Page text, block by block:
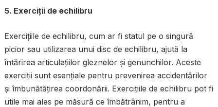
5. Exerciții de echilibru
Exercițiile de echilibru, cum ar fi statul pe o singură
picior sau utilizarea unui disc de echilibru, ajută la
întărirea articulațiilor gleznelor și genunchilor. Aceste
exerciții sunt esențiale pentru prevenirea accidentărilor
și îmbunătățirea coordonării. Exercițiile de echilibru pot fi
utile mai ales pe măsură ce îmbătrânim, pentru a